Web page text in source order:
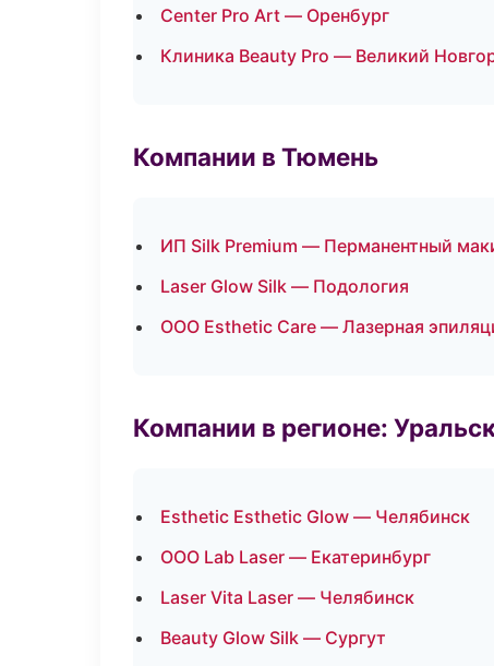
Center Pro Art — Оренбург
Клиника Beauty Pro — Великий
Компании в Тюмень
ИП Silk Premium — Перманентный
Laser Glow Silk — Подология
ООО Esthetic Care — Лазерная
Компании в регионе:
Esthetic Esthetic Glow — Челябинск
ООО Lab Laser — Екатеринбург
Laser Vita Laser — Челябинск
Beauty Glow Silk — Сургут